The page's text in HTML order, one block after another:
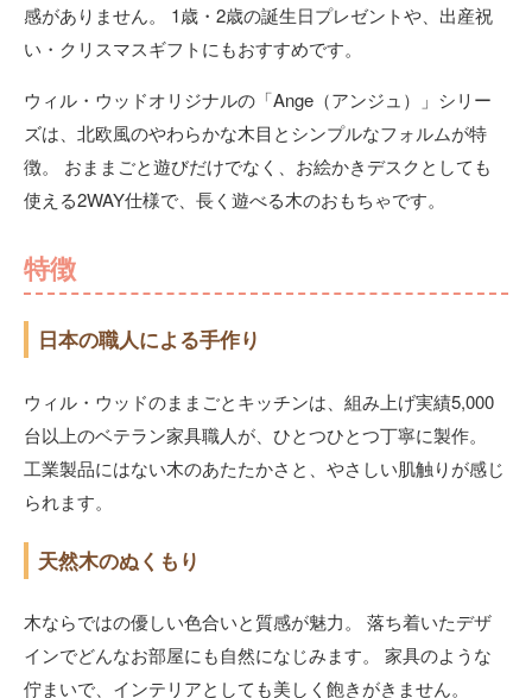
感がありません。 1歳・2歳の誕生日プレゼントや、出産祝
い・クリスマスギフトにもおすすめです。
ウィル・ウッドオリジナルの「Ange（アンジュ）」シリー
ズは、北欧風のやわらかな木目とシンプルなフォルムが特
徴。 おままごと遊びだけでなく、お絵かきデスクとしても
使える2WAY仕様で、長く遊べる木のおもちゃです。
特徴
日本の職人による手作り
ウィル・ウッドのままごとキッチンは、組み上げ実績5,000
台以上のベテラン家具職人が、ひとつひとつ丁寧に製作。
工業製品にはない木のあたたかさと、やさしい肌触りが感じ
られます。
天然木のぬくもり
木ならではの優しい色合いと質感が魅力。 落ち着いたデザ
インでどんなお部屋にも自然になじみます。 家具のような
佇まいで、インテリアとしても美しく飽きがきません。